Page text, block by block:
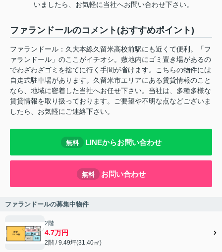
いましたら、お気軽に当社へお問い合わせ下さい。
ファランドールのコメント(おすすめポイント)
ファランドール：久大本線久留米高校前駅にも近くて便利。「フ
ァランドール」のここがイチオシ。敷地内にゴミ置き場があるの
でわざわざゴミを捨てに行く手間が省けます。こちらの物件には
自走式駐車場があります。久留米市エリアにある賃貸情報のこと
なら、地域に密着した当社へお任せ下さい。当社は、多種多様な
賃貸情報を取り扱っております。ご要望や不明な点などございま
したら、お気軽にご連絡下さい。
無料 LINEからお問い合わせ
無料 お問い合わせ
ファランドールの募集中物件
2階
4.7万円
2階 / 9.49坪(31.40㎡)